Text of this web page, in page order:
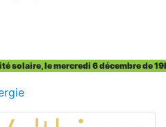
solaire, le mercredi 6 décembre de